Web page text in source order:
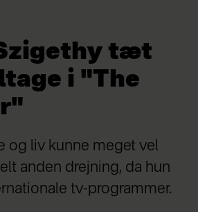
tæt
i "The
og liv kunne meget vel
anden drejning, da hun
tv-programmer.